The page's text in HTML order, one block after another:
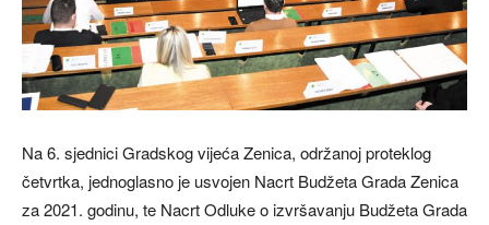
Na 6. sjednici Gradskog vijeća Zenica, održanoj proteklog
četvrtka, jednoglasno je usvojen Nacrt Budžeta Grada Zenica
za 2021. godinu, te Nacrt Odluke o izvršavanju Budžeta Grada